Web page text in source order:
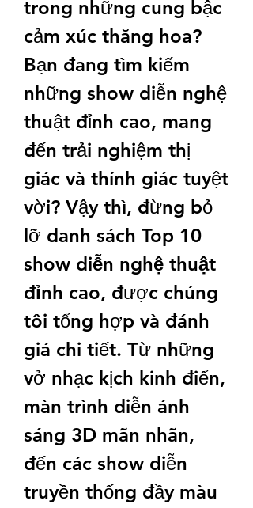
trong những cung bậc
cảm xúc thăng hoa?
Bạn đang tìm kiếm
những show diễn nghệ
thuật đỉnh cao, mang
đến trải nghiệm thị
giác và thính giác tuyệt
vời? Vậy thì, đừng bỏ
lỡ danh sách Top 10
show diễn nghệ thuật
đỉnh cao, được chúng
tôi tổng hợp và đánh
giá chi tiết. Từ những
vở nhạc kịch kinh điển,
màn trình diễn ánh
sáng 3D mãn nhãn,
đến các show diễn
truyền thống đầy màu